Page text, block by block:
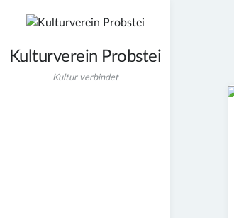
Inhalt
Kulturverein Probstei
Kultur verbindet